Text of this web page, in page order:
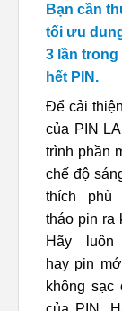
Bạn cần
tối ưu
3 lần trong
hết PIN.
Để cải
của PIN
trình phần
chế độ
thích
tháo pin ra
Hãy
hay pin
không